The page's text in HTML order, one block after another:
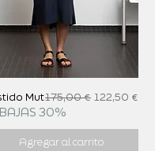
MutPrecio
175,00 € Precio de
122,50 €
30%
Agregar al carrito